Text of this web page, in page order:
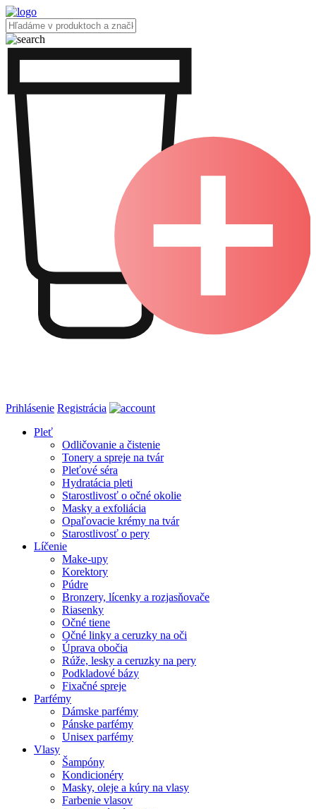
Prihlásenie Registrácia
Pleť
Odličovanie a čistenie
Tonery a spreje na tvár
Pleťové séra
Hydratácia pleti
Starostlivosť o očné okolie
Masky a exfoliácia
Opaľovacie krémy na tvár
Starostlivosť o pery
Líčenie
Make-upy
Korektory
Púdre
Bronzery, lícenky a rozjasňovače
Riasenky
Očné tiene
Očné linky a ceruzky na oči
Úprava obočia
Rúže, lesky a ceruzky na pery
Podkladové bázy
Fixačné spreje
Parfémy
Dámske parfémy
Pánske parfémy
Unisex parfémy
Vlasy
Šampóny
Kondicionéry
Masky, oleje a kúry na vlasy
Farbenie vlasov